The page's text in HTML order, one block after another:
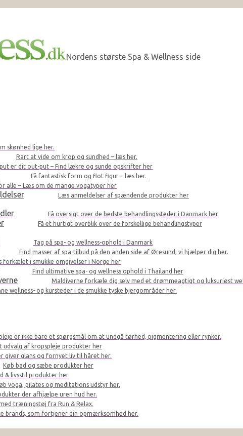
Nordens største Spa & Wellness side
skønhed lige her.
Rart at vide om krop og sundhed – læs her.
er dit out-put – Find lækre og sunde opskrifter her
Få fantastisk form og flot figur – læs her.
alle – Læs om de mange yogatyper her
Læs anmeldelser af spændende produkter her
Få oversigt over de bedste behandlingssteder i Danmark her
Få et hurtigt overblik over de forskellige behandlingstyper
Tag på spa- og wellness-ophold i Danmark
Find masser af spa-tilbud på den anden side af Øresund, vi hjælper dig her.
forkælet i smukke omgivelser i Norge her
Find ultimative spa- og wellness ophold i Thailand her
Maldiverne forkæle dig selv med et drømmeagtigt og luksuriøst
wellness- og kursteder i de smukke tyske bjergområder her.
er ikke bare et spørgsmål om at undgå tørhed, pigmentering eller rynker.
udvalg af kropspleje produkter her
giver glans og fornyet liv til håret her.
Køb bad og sæbe produkter her
& livsstil produkter her
yoga, pilates og meditations udstyr her.
der afhjælpe uren hud her.
med træningstøj fra Run & Relax.
brands, som fortjener din opmærksomhed her.